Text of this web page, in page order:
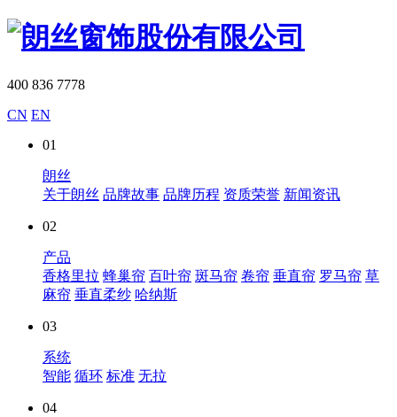
400 836 7778
CN EN
01
朗丝
关于朗丝 品牌故事 品牌历程 资质荣誉 新闻资讯
02
产品
香格里拉 蜂巢帘 百叶帘 斑马帘 卷帘 垂直帘 罗马帘 草
麻帘 垂直柔纱 哈纳斯
03
系统
智能 循环 标准 无拉
04